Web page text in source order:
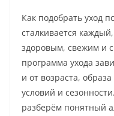
Как подобрать уход
сталкивается
здоровым, свежим и
программа ухода
и от возраста,
условий и
разберём понятный